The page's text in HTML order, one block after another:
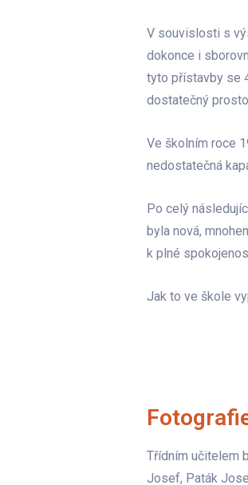
V souvislosti s
dokonce i
tyto přístavby se
dostatečný
Ve školním roce
nedostatečná
Po celý
byla nová,
k plné
Jak to ve škole
Třídním učitelem
Josef, Paták